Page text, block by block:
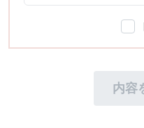
取得した個人情報は、
個人情報への不正アク
及び毀損等のリスクを
内容